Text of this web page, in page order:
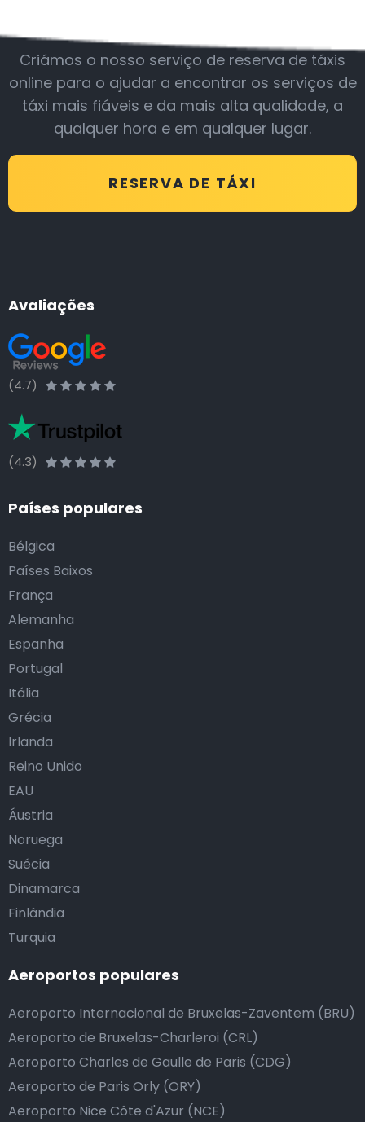
Criámos o nosso serviço de reserva de táxis
online para o ajudar a encontrar os serviços de
táxi mais fiáveis e da mais alta qualidade, a
qualquer hora e em qualquer lugar.
RESERVA DE TÁXI
Avaliações
(4.7)
(4.3)
Países populares
Bélgica
Países Baixos
França
Alemanha
Espanha
Portugal
Itália
Grécia
Irlanda
Reino Unido
EAU
Áustria
Noruega
Suécia
Dinamarca
Finlândia
Turquia
Aeroportos populares
Aeroporto Internacional de Bruxelas-Zaventem (BRU)
Aeroporto de Bruxelas-Charleroi (CRL)
Aeroporto Charles de Gaulle de Paris (CDG)
Aeroporto de Paris Orly (ORY)
Aeroporto Nice Côte d'Azur (NCE)